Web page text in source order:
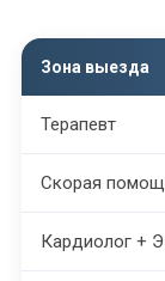
Зона выезда
Терапевт
Скорая
Кардиолог +